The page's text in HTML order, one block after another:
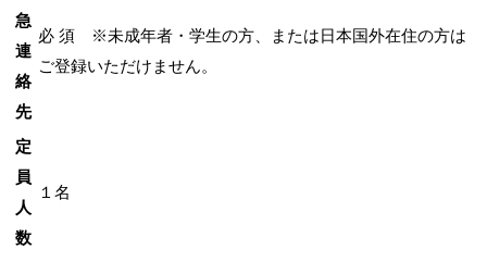
急
連
絡
先
必 須 ※未成年者・学生の方、または日本国外在住の方は
ご登録いただけません。
定
員
人
数
１名